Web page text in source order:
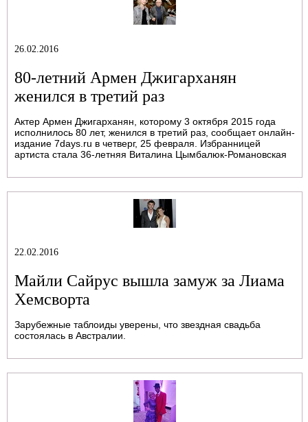
26.02.2016
80-летний Армен Джигарханян
женился в третий раз
Актер Армен Джигарханян, которому 3 октября 2015 года
исполнилось 80 лет, женился в третий раз, сообщает онлайн-
издание 7days.ru в четверг, 25 февраля. Избранницей
артиста стала 36-летняя Виталина Цымбалюк-Романовская
22.02.2016
Майли Сайрус вышла замуж за Лиама
Хемсворта
Зарубежные таблоиды уверены, что звездная свадьба
состоялась в Австралии.